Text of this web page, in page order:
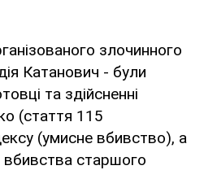
злочинного
Катанович - були
та здійсненні
(стаття 115
(умисне вбивство), а
вбивства старшого